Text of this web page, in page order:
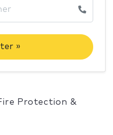
»
Protection &